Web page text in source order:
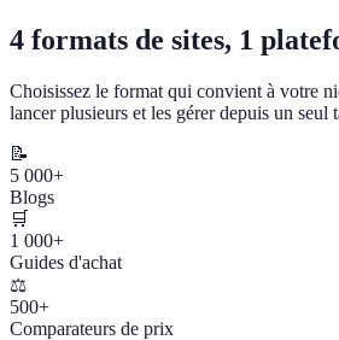
4 formats de sites, 1
Choisissez le format qui convient à votre
lancer plusieurs et les gérer depuis un seul
📝
5 000+
Blogs
🛒
1 000+
Guides d'achat
⚖️
500+
Comparateurs de prix